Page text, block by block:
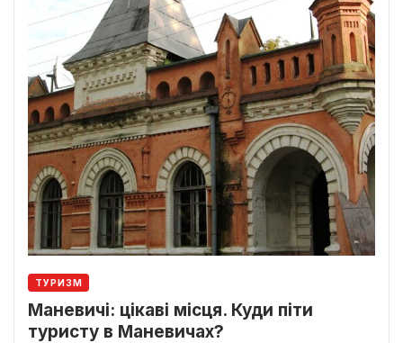
ТУРИЗМ
Маневичі: цікаві місця. Куди піти
туристу в Маневичах?